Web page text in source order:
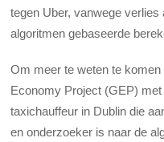
tegen Uber, vanwege
algoritmen gebaseerde
Om meer te weten te
Economy Project (GEP)
taxichauffeur in Dublin die
en onderzoeker is naar de